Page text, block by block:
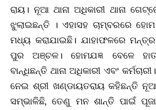
ରାୟ। ନୂଆ ଥାନା ଅଧିକାରୀ ଥାନା
ଝୁଲାଇଛନ୍ତି । ଏହାସହ ଚାମ୍ବରରେ
ମଧ୍ୟ କରାଯାଇଛି। ଯାହାଫଳରେ
ପୁର ଅଞ୍ଚଳ। ହୋମଯଜ୍ଞ ବେଳେ
ବାନ୍ଧିଛନ୍ତି ଥାନା ଅଧିକାରୀ ଏବଂ
ନେଇ ଶ୍ରୀ ଖଣ୍ଡାୟତରାୟ କହିଛନ୍ତି
ସମ୍ଭାଳିଛି, ତେଣୁ ମନ ଶାନ୍ତି ପାଇଁ